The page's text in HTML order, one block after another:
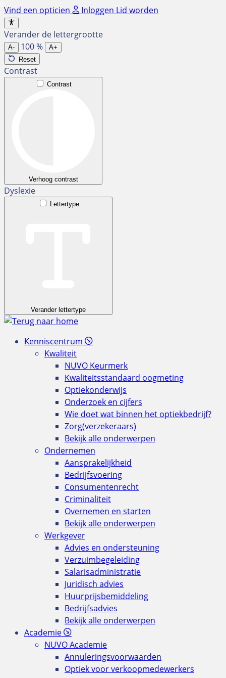
Ga
naar
de
inhoud
Vind een opticien Inloggen Lid worden
Verander de lettergrootte
A- 100%
A+
Reset
Contrast
Contrast
Verhoog contrast
Dyslexie
Lettertype
Verander lettertype
Kenniscentrum
Kwaliteit
NUVO Keurmerk
Kwaliteitsstandaard oogmeting
Optiekonderwijs
Onderzoek en cijfers
Wie doet wat binnen het optiekbedrijf?
Zorg(verzekeraars)
Bekijk alle onderwerpen
Ondernemen
Aansprakelijkheid
Bedrijfsvoering
Consumentenrecht
Criminaliteit
Overnemen en starten
Bekijk alle onderwerpen
Werkgever
Advies en ondersteuning
Verzuimbegeleiding
Salarisadministratie
Juridisch advies
Huurprijsbemiddeling
Bedrijfsadvies
Bekijk alle onderwerpen
Academie
NUVO Academie
Annuleringsvoorwaarden
Optiek voor verkoopmedewerkers